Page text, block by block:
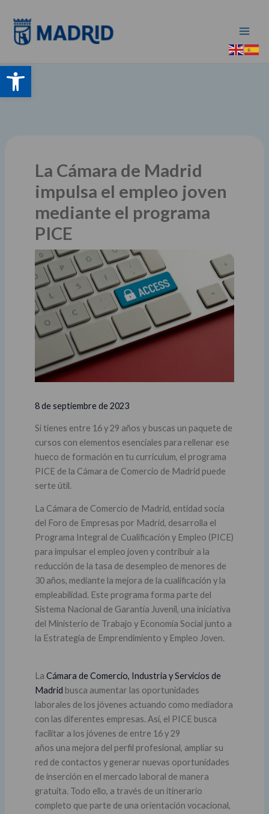
Abrir barra de herramientas
contenido
La Cámara de Madrid
impulsa el empleo joven
mediante el programa
PICE
8 de septiembre de 2023
Si tienes entre 16 y 29 años y buscas un paquete de
cursos con elementos esenciales para rellenar ese
hueco de formación en tu curriculum, el programa
PICE de la Cámara de Comercio de Madrid puede
serte útil.
La Cámara de Comercio de Madrid, entidad socia
del Foro de Empresas por Madrid, desarrolla el
Programa Integral de Cualificación y Empleo (PICE)
para impulsar el empleo joven y contribuir a la
reducción de la tasa de desempleo de menores de
30 años, mediante la mejora de la cualificación y la
empleabilidad. Este programa forma parte del
Sistema Nacional de Garantía Juvenil, una iniciativa
del Ministerio de Trabajo y Economía Social junto a
la Estrategia de Emprendimiento y Empleo Joven.
La Cámara de Comercio, Industria y Servicios de
Madrid busca aumentar las oportunidades
laborales de los jóvenes actuando como mediadora
con las diferentes empresas. Así, el PICE busca
facilitar a los jóvenes de entre 16 y 29
años una mejora del perfil profesional, ampliar su
red de contactos y generar nuevas oportunidades
de inserción en el mercado laboral de manera
gratuita. Todo ello, a través de un itinerario
completo que parte de una orientación vocacional,